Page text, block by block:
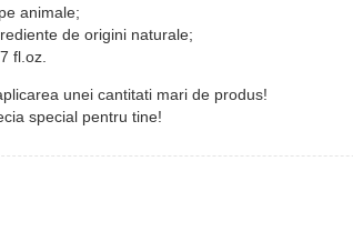
animale;
de origini naturale;
fl.oz.
unei cantitati mari de produs!
special pentru tine!